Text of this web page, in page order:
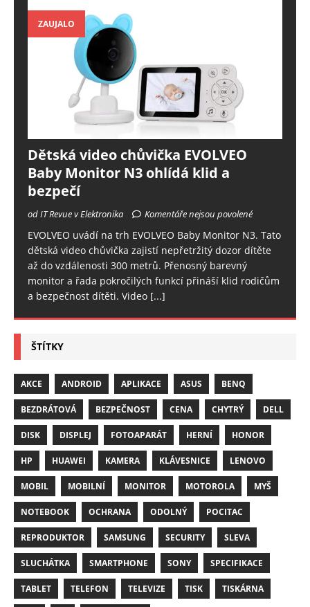
ZAUJALO
Dětská video chůvička EVOLVEO
Baby Monitor N3 ohlídá klid a
bezpečí
od IT Revue v Elektronika Komentáře nejsou povolené
EVOLVEO uvádí na trh EVOLVEO Baby Monitor N3. Tato
dětská video chůvička zajistí nepřetržitý dozor dítěte
až do vzdálenosti 300 metrů. Přenosný barevný
monitor a řada pokročilých funkcí přináší klid rodičům
a bezpečnost dítěti. Video [...]
ŠTÍTKY
AKCE ANDROID APLIKACE ASUS BENQ
BEZDRÁTOVÁ BEZPEČNOST CENA CHYTRÝ DELL
DISK DISPLEJ FOTOAPARÁT HERNÍ HONOR
HP HUAWEI KAMERA KLÁVESNICE LENOVO
MOBIL MOBILNÍ MONITOR MOTOROLA MYŠ
NOTEBOOK OCHRANA ODOLNÝ POCITAC
REPRODUKTOR SAMSUNG SECURITY SLEVA
SLUCHÁTKA SMARTPHONE SONY SPECIFIKACE
TABLET TELEFON TELEVIZE TISK TISKÁRNA